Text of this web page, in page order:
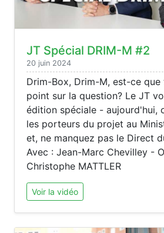
JT Spécial DRIM-M #2
20 juin 2024
Drim-Box, Drim-M, est-ce que
point sur la question? Le JT
édition spéciale - aujourd'hui,
les porteurs du projet au
et, ne manquez pas le Direct
Avec : Jean-Marc Chevilley -
Christophe MATTLER
Voir la vidéo